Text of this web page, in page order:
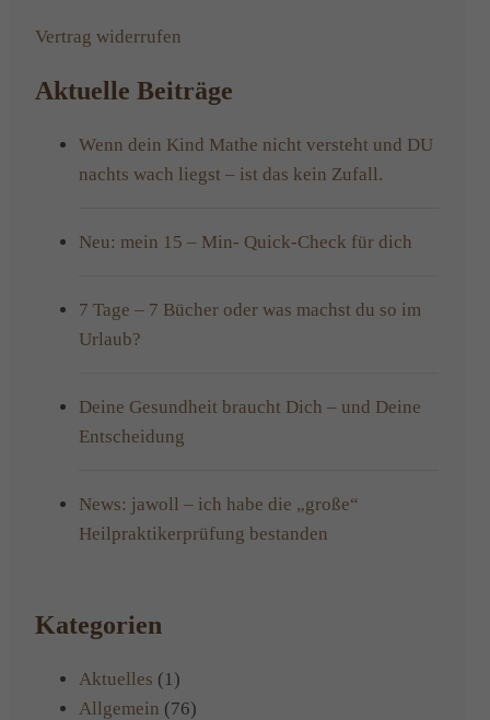
Vertrag widerrufen
Aktuelle Beiträge
Wenn dein Kind Mathe nicht versteht und DU
nachts wach liegst – ist das kein Zufall.
Neu: mein 15 – Min- Quick-Check für dich
7 Tage – 7 Bücher oder was machst du so im
Urlaub?
Deine Gesundheit braucht Dich – und Deine
Entscheidung
News: jawoll – ich habe die „große“
Heilpraktikerprüfung bestanden
Kategorien
Aktuelles (1)
Allgemein (76)